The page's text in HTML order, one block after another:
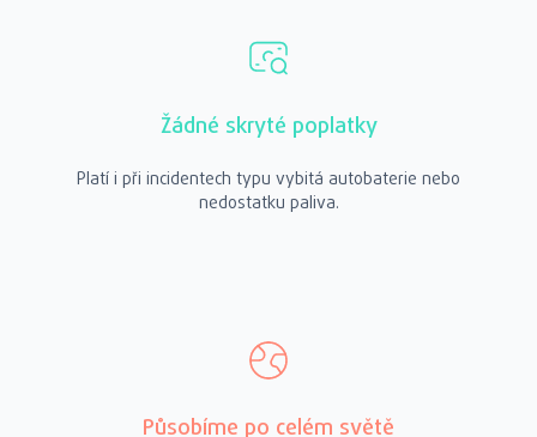
Žádné skryté poplatky
Platí i při incidentech typu vybitá autobaterie nebo
nedostatku paliva.
Působíme po celém světě